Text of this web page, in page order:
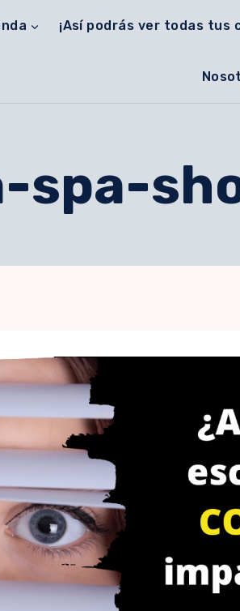
¡Así podrás ver todas tus
spa-